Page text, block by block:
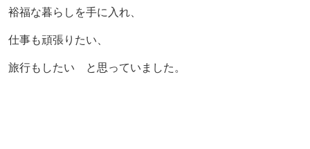
裕福な暮らしを手に入れ、
仕事も頑張りたい、
旅行もしたい と思っていました。